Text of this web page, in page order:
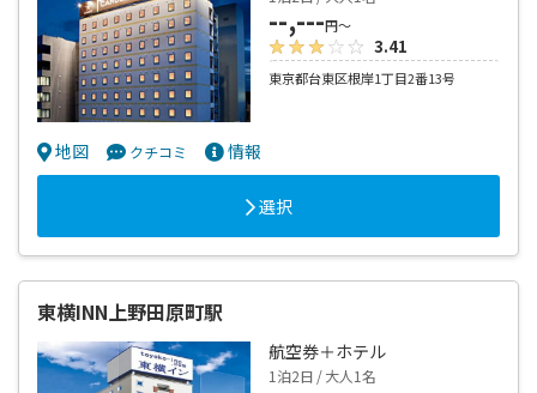
--,---円～
3.41
東京都台東区根岸1丁目2番13号
地図 クチコミ 情報
選択
東横INN上野田原町駅
航空券＋ホテル
1泊2日 / 大人1名